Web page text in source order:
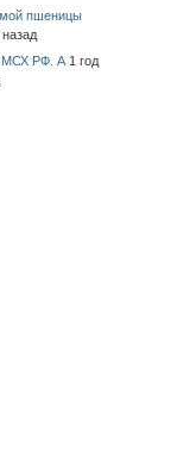
пшеницы
МСХ РФ. А 1 год